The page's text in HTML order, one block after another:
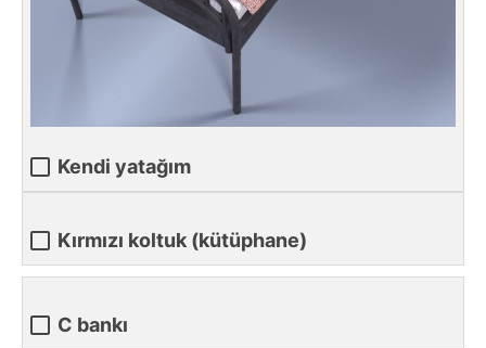
Kendi yatağım
Kırmızı koltuk (kütüphane)
C bankı